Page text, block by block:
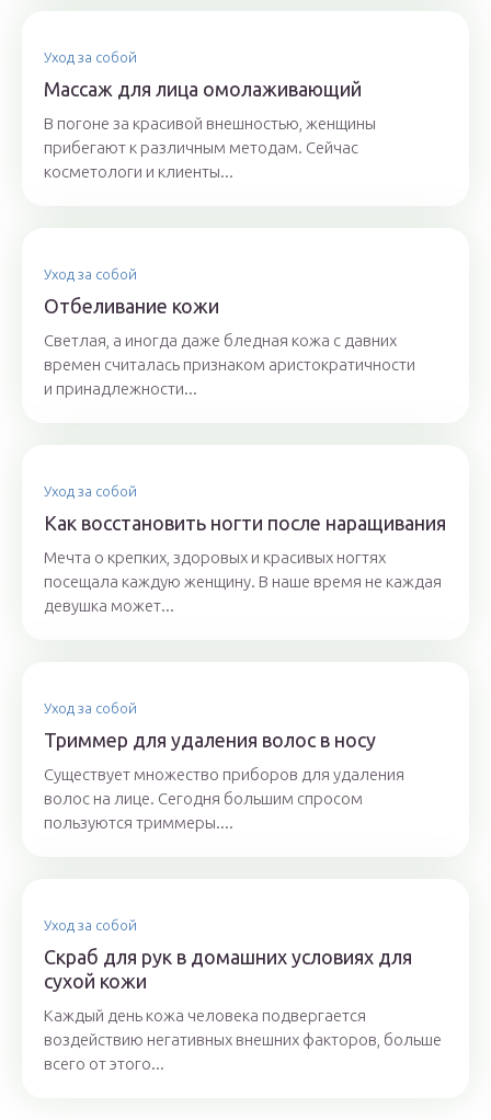
Уход за собой
Массаж для лица омолаживающий
В погоне за красивой внешностью, женщины
прибегают к различным методам. Сейчас
косметологи и клиенты...
Уход за собой
Отбеливание кожи
Светлая, а иногда даже бледная кожа с давних
времен считалась признаком аристократичности
и принадлежности...
Уход за собой
Как восстановить ногти после наращивания
Мечта о крепких, здоровых и красивых ногтях
посещала каждую женщину. В наше время не каждая
девушка может...
Уход за собой
Триммер для удаления волос в носу
Существует множество приборов для удаления
волос на лице. Сегодня большим спросом
пользуются триммеры....
Уход за собой
Скраб для рук в домашних условиях для
сухой кожи
Каждый день кожа человека подвергается
воздействию негативных внешних факторов, больше
всего от этого...